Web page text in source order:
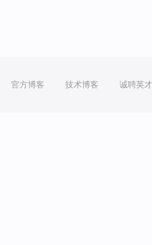
官方博客 技术博客 诚聘英才